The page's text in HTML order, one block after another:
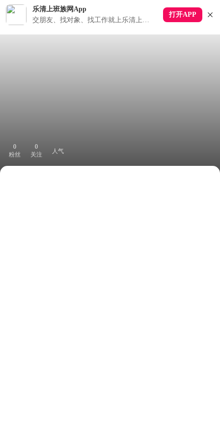
乐清上班族网App
交朋友、找对象、找工作就上乐清上班族APP
打开APP
0
粉丝
0
关注
人气
下拉刷新